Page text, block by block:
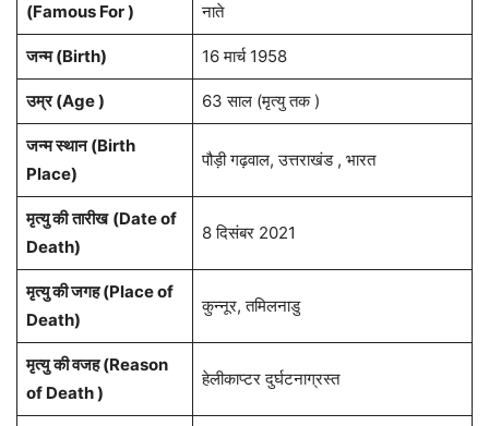
(Famous For )
नाते
जन्म (Birth) 16 मार्च 1958
उम्र (Age ) 63 साल (मृत्यु तक )
जन्म स्थान (Birth
Place)
पौड़ी गढ़वाल, उत्तराखंड , भारत
मृत्यु की तारीख (Date of
Death)
8 दिसंबर 2021
मृत्यु की जगह (Place of
Death)
कुन्नूर, तमिलनाडु
मृत्यु की वजह (Reason
of Death )
हेलीकाप्टर दुर्घटनाग्रस्त